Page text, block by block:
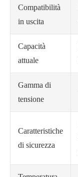
Compatibilità
in uscita
Capacità
attuale
Gamma di
tensione
Caratteristiche
di sicurezza